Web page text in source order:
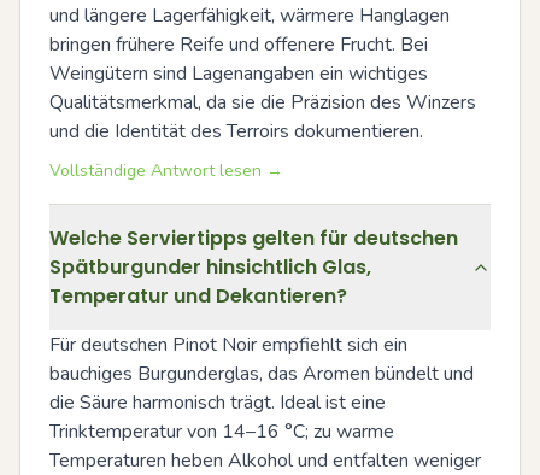
und längere Lagerfähigkeit, wärmere Hanglagen
bringen frühere Reife und offenere Frucht. Bei
Weingütern sind Lagenangaben ein wichtiges
Qualitätsmerkmal, da sie die Präzision des Winzers
und die Identität des Terroirs dokumentieren.
Vollständige Antwort lesen →
Welche Serviertipps gelten für deutschen
Spätburgunder hinsichtlich Glas,
Temperatur und Dekantieren?
Für deutschen Pinot Noir empfiehlt sich ein
bauchiges Burgunderglas, das Aromen bündelt und
die Säure harmonisch trägt. Ideal ist eine
Trinktemperatur von 14–16 °C; zu warme
Temperaturen heben Alkohol und entfalten weniger